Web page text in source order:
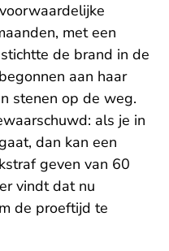
met een
stichtte de brand in de
aan haar
stenen op de weg.
als je in
dan kan een
geven van 60
vindt dat nu
de proeftijd te